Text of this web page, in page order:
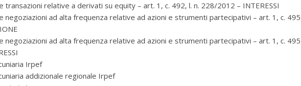
transazioni relative a derivati su equity – art. 1, c. 492, l. n. 228/2012 – INTERESSI
negoziazioni ad alta frequenza relative ad azioni e strumenti partecipativi – art. 1, c.
negoziazioni ad alta frequenza relative ad azioni e strumenti partecipativi – art. 1, c.
Irpef
addizionale regionale Irpef